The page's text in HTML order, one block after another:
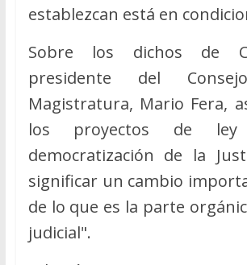
establezcan está en
Sobre los dichos de
presidente del
Magistratura, Mario Fera,
los proyectos de
democratización de la
significar un cambio
de lo que es la parte
judicial".